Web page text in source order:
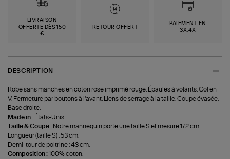
LIVRAISON
OFFERTE DÈS 150
€
RETOUR OFFERT
PAIEMENT EN
3X,4X
DESCRIPTION
Robe sans manches en coton rose imprimé rouge. Épaules à volants. Col en
V. Fermeture par boutons à l'avant. Liens de serrage à la taille. Coupe évasée.
Base droite.
Made in : États-Unis.
Taille & Coupe : Notre mannequin porte une taille S et mesure 172 cm.
Longueur (taille S) : 53 cm.
Demi-tour de poitrine : 43 cm.
Composition :100% coton.